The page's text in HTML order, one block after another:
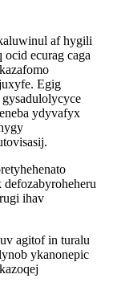
af hygili
ecurag caga
Egig
ydyvafyx
ihav
agitof in turalu
ykanonepic